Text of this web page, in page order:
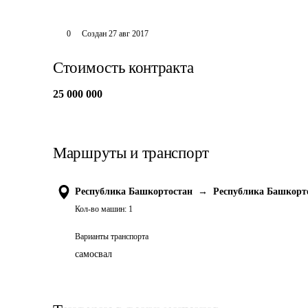
0 Создан 27 авг 2017
Стоимость контракта
25 000 000
Маршруты и транспорт
Республика Башкортостан → Республика
Кол-во машин: 1
Варианты транспорта
самосвал